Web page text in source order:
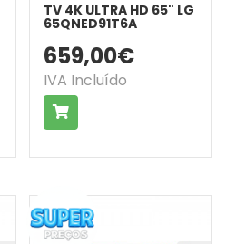
TV 4K ULTRA HD 65" LG
65QNED91T6A
659,00€
IVA Incluído
COMPRAR